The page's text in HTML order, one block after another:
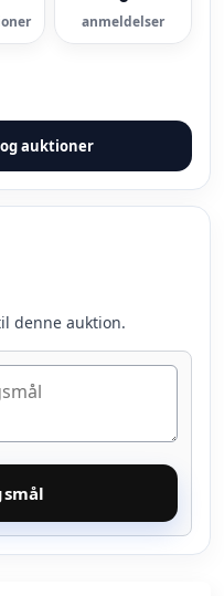
anmeldelser
auktioner
denne auktion.